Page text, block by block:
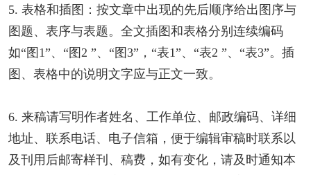
5. 表格和插图：按文章中出现的先后顺序给出图序与
图题、表序与表题。全文插图和表格分别连续编码
如“图1”、“图2 ”、“图3”，“表1”、“表2 ”、“表3”。插
图、表格中的说明文字应与正文一致。
6. 来稿请写明作者姓名、工作单位、邮政编码、详细
地址、联系电话、电子信箱，便于编辑审稿时联系以
及刊用后邮寄样刊、稿费，如有变化，请及时通知本